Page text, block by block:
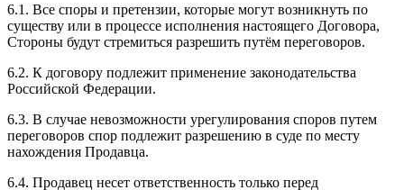
6.1. Все споры и претензии, которые могут возникнуть по
существу или в процессе исполнения настоящего Договора,
Стороны будут стремиться разрешить путём переговоров.
6.2. К договору подлежит применение законодательства
Российской Федерации.
6.3. В случае невозможности урегулирования споров путем
переговоров спор подлежит разрешению в суде по месту
нахождения Продавца.
6.4. Продавец несет ответственность только перед